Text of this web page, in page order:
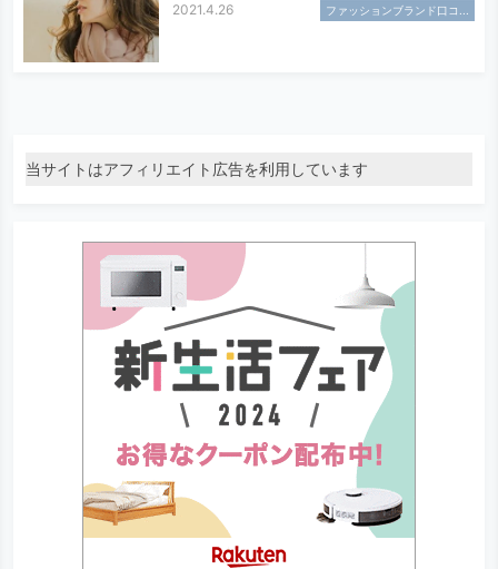
2021.4.26 ファッションブランド口コ...
当サイトはアフィリエイト広告を利用しています